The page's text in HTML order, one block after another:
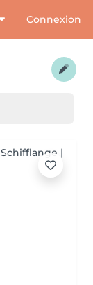
Connexion